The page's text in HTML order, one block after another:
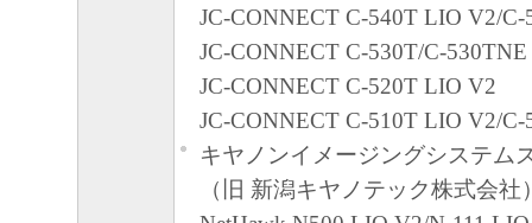
Government End Users shall acquire the
those rights set forth herein. Manufacturer
2,Shimomaruko 3-chome, Ohta-ku, Tokyo
本条項中で使用される"the Software"と
定義される「本ソフトウェア」を意味
とします。
JC-CONNECT C-540T LIO V2/
JC-CONNECT C-530T/C-530TNE
JC-CONNECT C-520T LIO V2
JC-CONNECT C-510T LIO V2/
キヤノンイメージングシステム
（旧 新潟キヤノテック株式会社